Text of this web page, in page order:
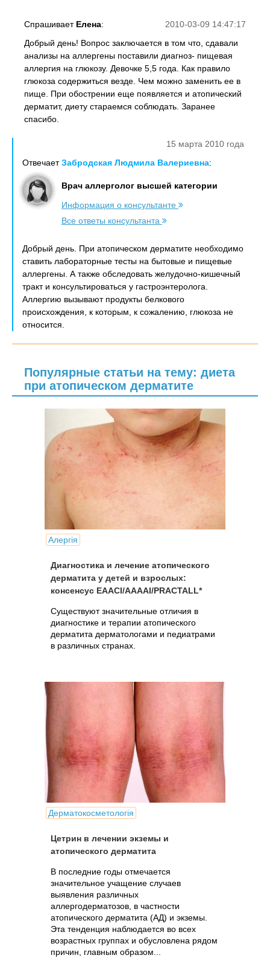
2010-03-09 14:47:17
Спрашивает Елена:
Добрый день! Вопрос заключается в том что, сдавали
анализы на аллергены поставили диагноз- пищевая
аллергия на глюкозу. Девочке 5,5 года. Как правило
глюкоза содержиться везде. Чем можно заменить ее в
пище. При обострении еще появляется и атопический
дерматит, диету стараемся соблюдать. Заранее
спасибо.
15 марта 2010 года
ОтвечаетЗабродская Людмила Валериевна:
Врач аллерголог высшей категории
Информация о консультанте
Все ответы консультанта
Добрый день. При атопическом дерматите необходимо
ставить лабораторные тесты на бытовые и пищевые
аллергены. А также обследовать желудочно-кишечный
тракт и консультироваться у гастроэнтеролога.
Аллергию вызывают продукты белкового
происхождения, к которым, к сожалению, глюкоза не
относится.
Популярные статьи на тему: диета
при атопическом дерматите
Алергія
Диагностика и лечение атопического
дерматита у детей и взрослых:
консенсус EAACI/AAAAI/PRACTALL*
Существуют значительные отличия в
диагностике и терапии атопического
дерматита дерматологами и педиатрами
в различных странах.
Дерматокосметологія
Цетрин в лечении экземы и
атопического дерматита
В последние годы отмечается
значительное учащение случаев
выявления различных
аллергодерматозов, в частности
атопического дерматита (АД) и экземы.
Эта тенденция наблюдается во всех
возрастных группах и обусловлена рядом
причин, главным образом...